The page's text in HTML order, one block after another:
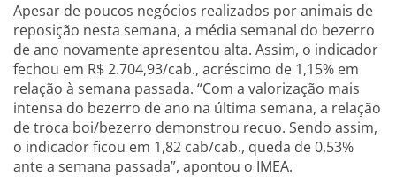
Apesar de poucos negócios realizados por animais de
reposição nesta semana, a média semanal do bezerro
de ano novamente apresentou alta. Assim, o indicador
fechou em R$ 2.704,93/cab., acréscimo de 1,15% em
relação à semana passada. “Com a valorização mais
intensa do bezerro de ano na última semana, a relação
de troca boi/bezerro demonstrou recuo. Sendo assim,
o indicador ficou em 1,82 cab/cab., queda de 0,53%
ante a semana passada”, apontou o IMEA.